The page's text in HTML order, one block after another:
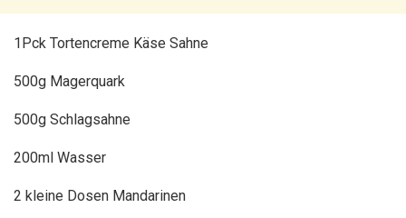
1Pck Tortencreme Käse Sahne
500g Magerquark
500g Schlagsahne
200ml Wasser
2 kleine Dosen Mandarinen